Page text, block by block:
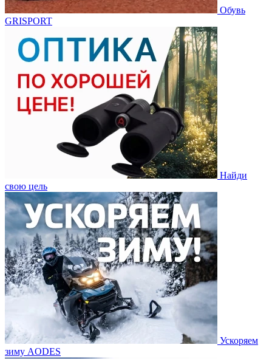
Обувь
GRISPORT
Найди
свою цель
Ускоряем
зиму AODES